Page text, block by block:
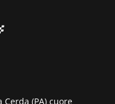
Cerda (PA) cuore